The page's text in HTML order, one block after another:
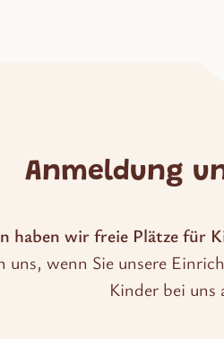
Anmeldung
haben wir freie Plätze für
uns, wenn Sie unsere
Kinder bei uns